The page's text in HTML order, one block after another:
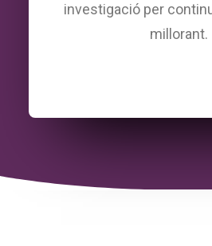
investigació per
millorant.